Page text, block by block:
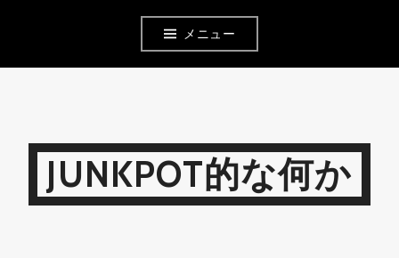
メニュー
JUNKPOT的な何か